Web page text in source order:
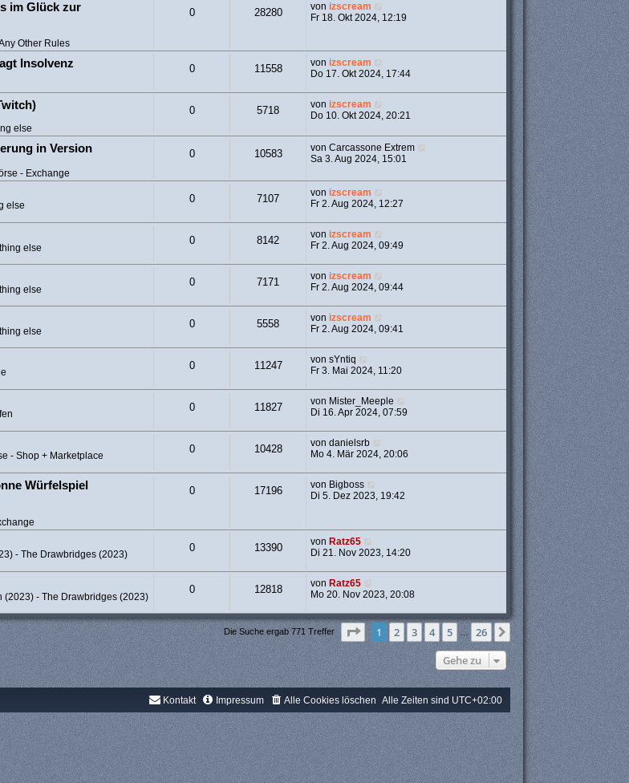
im Glück zur
Other Rules
0 28280 von izscream
Fr 18. Okt 2024, 12:19
Insolvenz 0 11558 von izscream
Do 17. Okt 2024, 17:44
else
0 5718 von izscream
Do 10. Okt 2024, 20:21
in Version
- Exchange
0 10583 vonCarcassone Extrem
Sa 3. Aug 2024, 15:01
else
0 7107 von izscream
Fr 2. Aug 2024, 12:27
else
0 8142 von izscream
Fr 2. Aug 2024, 09:49
else
0 7171 von izscream
Fr 2. Aug 2024, 09:44
else
0 5558 von izscream
Fr 2. Aug 2024, 09:41
0 11247 vonsYntiq
Fr 3. Mai 2024, 11:20
0 11827 von Mister_Meeple
Di 16. Apr 2024, 07:59
- Shop + Marketplace
0 10428 vondanielsrb
Mo 4. Mär 2024, 20:06
Würfelspiel
0 17196 von Bigboss
Di 5. Dez 2023, 19:42
- The Drawbridges (2023)
0 13390 von Ratz65
Di 21. Nov 2023, 14:20
(2023) - The Drawbridges (2023)
0 12818 von Ratz65
Mo 20. Nov 2023, 20:08
Die Suche ergab 771 Treffer Seite von26
1 2 3 4 5 … 26 Nächste
Gehe zu
Alle Zeiten sind UTC+02:00
Alle Cookies löschen
Impressum
Kontakt